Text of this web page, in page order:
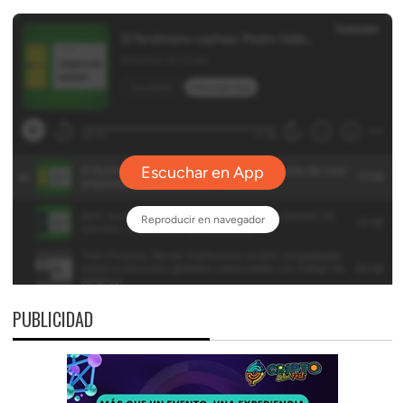
PUBLICIDAD